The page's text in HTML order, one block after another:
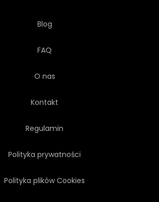
Blog
FAQ
O nas
Kontakt
Regulamin
Polityka prywatności
Polityka plików Cookies